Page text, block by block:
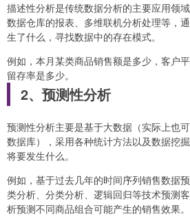
描述性分析是传统数据分析的主要应用领
数据仓库的报表、多维联机分析处理等，
生了什么，寻找数据中的存在模式。
例如，本月某类商品销售额是多少，客户
留存率是多少。
2、预测性分析
预测性分析主要是基于大数据（实际上也
数据库），采用各种统计方法以及数据挖
将要发生什么。
例如，基于过去几年的时间序列销售数据
类分析、分类分析、逻辑回归等技术预测
析预测不同商品组合可能产生的销售效果。